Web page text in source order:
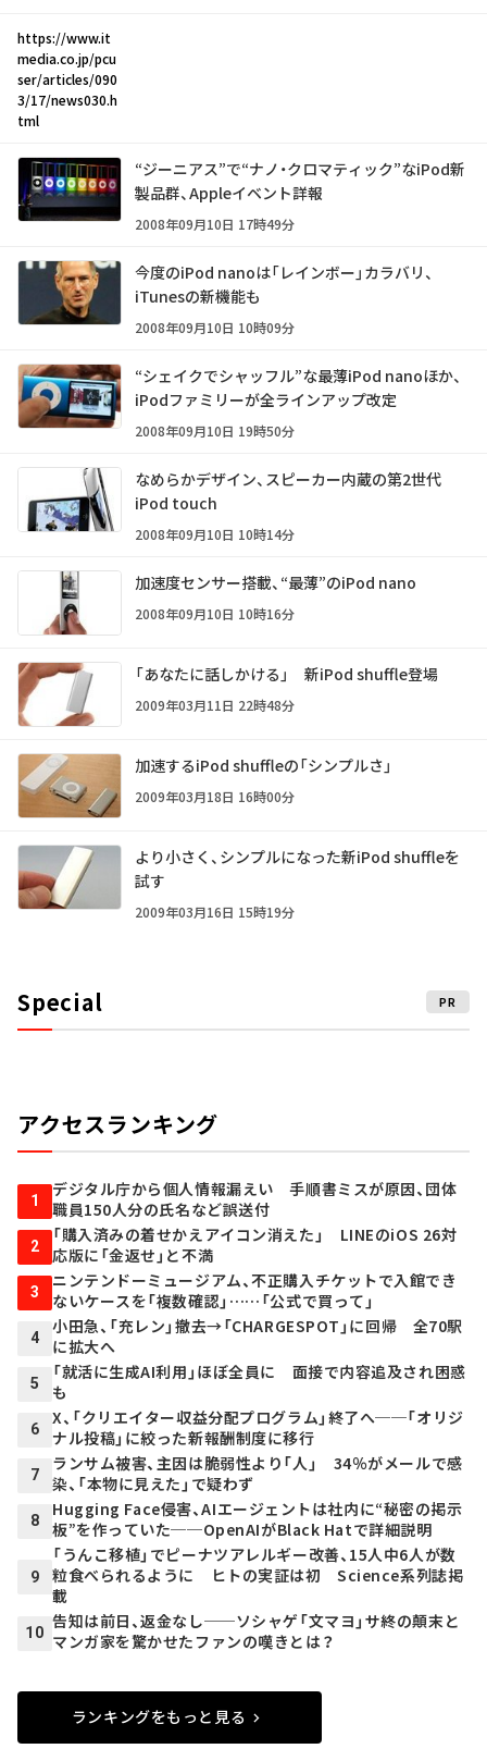
https://www.it
media.co.jp/pcu
ser/articles/090
3/17/news030.h
tml
“ジーニアス”で“ナノ・クロマティック”なiPod新
製品群、Appleイベント詳報
2008年09月10日 17時49分
今度のiPod nanoは「レインボー」カラバリ、
iTunesの新機能も
2008年09月10日 10時09分
“シェイクでシャッフル”な最薄iPod nanoほか、
iPodファミリーが全ラインアップ改定
2008年09月10日 19時50分
なめらかデザイン、スピーカー内蔵の第2世代
iPod touch
2008年09月10日 10時14分
加速度センサー搭載、“最薄”のiPod nano
2008年09月10日 10時16分
「あなたに話しかける」 新iPod shuffle登場
2009年03月11日 22時48分
加速するiPod shuffleの「シンプルさ」
2009年03月18日 16時00分
より小さく、シンプルになった新iPod shuffleを
試す
2009年03月16日 15時19分
Special PR
アクセスランキング
1
デジタル庁から個人情報漏えい 手順書ミスが原因、団体
職員150人分の氏名など誤送付
2
「購入済みの着せかえアイコン消えた」 LINEのiOS 26対
応版に「金返せ」と不満
3
ニンテンドーミュージアム、不正購入チケットで入館でき
ないケースを「複数確認」……「公式で買って」
4
小田急、「充レン」撤去→「CHARGESPOT」に回帰 全70駅
に拡大へ
5
「就活に生成AI利用」ほぼ全員に 面接で内容追及され困惑
も
6
X、「クリエイター収益分配プログラム」終了へ──「オリジ
ナル投稿」に絞った新報酬制度に移行
7
ランサム被害、主因は脆弱性より「人」 34％がメールで感
染、「本物に見えた」で疑わず
8
Hugging Face侵害、AIエージェントは社内に“秘密の掲示
板”を作っていた──OpenAIがBlack Hatで詳細説明
9
「うんこ移植」でピーナツアレルギー改善、15人中6人が数
粒食べられるように ヒトの実証は初 Science系列誌掲
載
10
告知は前日、返金なし──ソシャゲ「文マヨ」サ終の顛末と
マンガ家を驚かせたファンの嘆きとは？
ランキングをもっと見る